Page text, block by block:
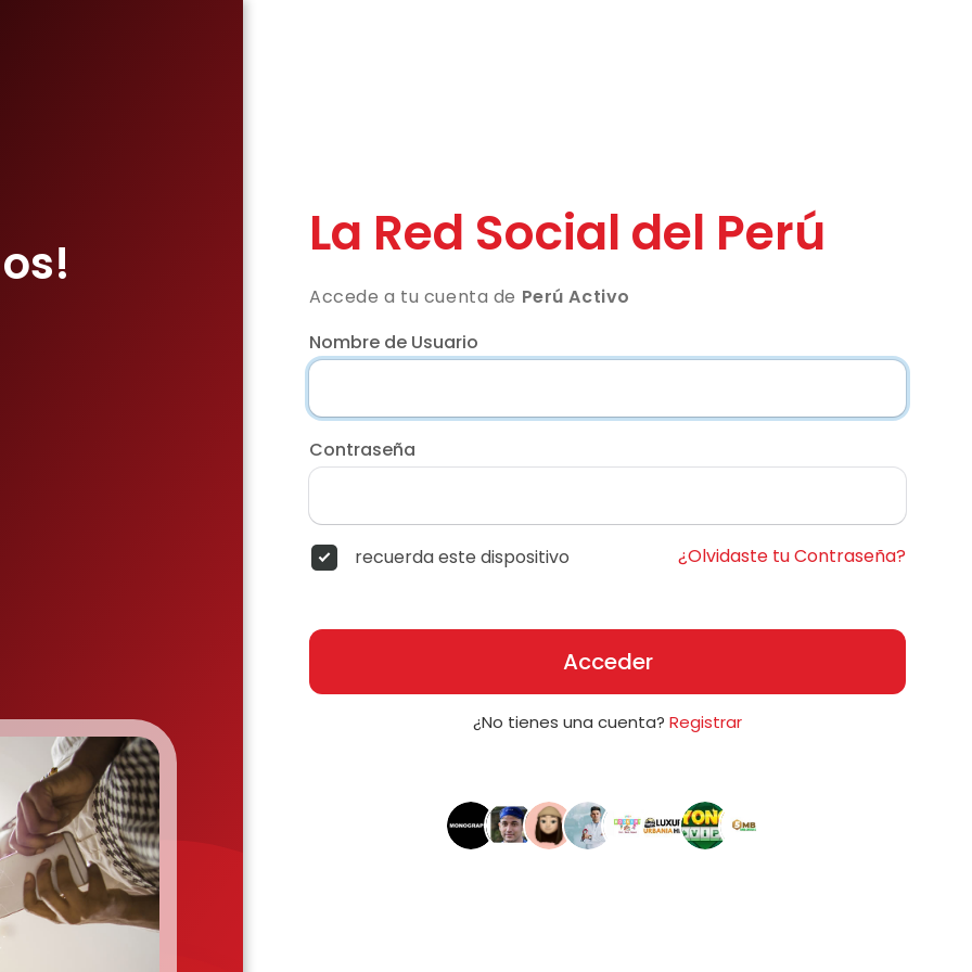
La Red Social del Perú
Accede a tu cuenta de Perú Activo
Nombre de Usuario
Contraseña
recuerda este dispositivo ¿Olvidaste tu Contraseña?
Acceder
¿No tienes una cuenta? Registrar